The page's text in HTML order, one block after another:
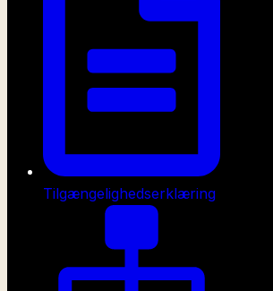
Tilgængelighedserklæring